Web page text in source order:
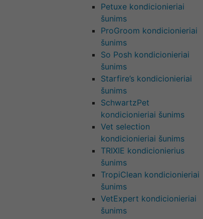
Petuxe kondicionieriai
šunims
ProGroom kondicionieriai
šunims
So Posh kondicionieriai
šunims
Starfire’s kondicionieriai
šunims
SchwartzPet
kondicionieriai šunims
Vet selection
kondicionieriai šunims
TRIXIE kondicionierius
šunims
TropiClean kondicionieriai
šunims
VetExpert kondicionieriai
šunims